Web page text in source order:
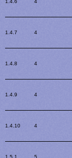
1.4.6 4
1.4.7 4
1.4.8 4
1.4.9 4
1.4.10 4
1.5.1 5